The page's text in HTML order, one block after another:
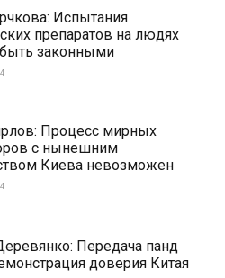
Испытания
препаратов на людях
законными
Процесс мирных
с нынешним
Киева невозможен
Передача панд
доверия Китая